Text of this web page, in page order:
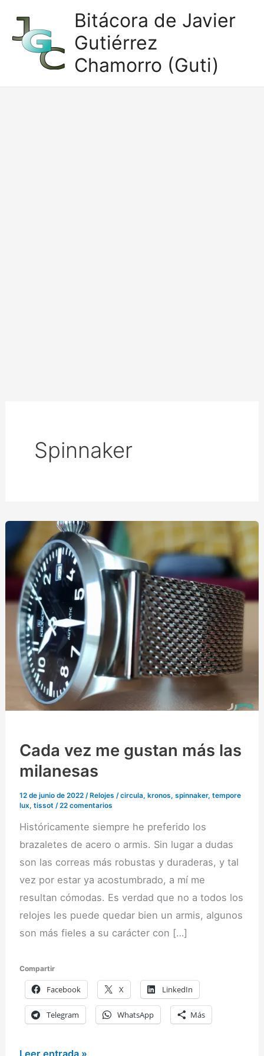
contenido
Bitácora de Javier
Gutiérrez
Chamorro (Guti)
Spinnaker
Cada vez me gustan más las
milanesas
12 de junio de 2022/ Relojes /circula, kronos,spinnaker,tempore
lux,tissot /22 comentarios
Históricamente siempre he preferido los
brazaletes de acero o armis. Sin lugar a dudas
son las correas más robustas y duraderas, y tal
vez por estar ya acostumbrado, a mí me
resultan cómodas. Es verdad que no a todos los
relojes les puede quedar bien un armis, algunos
son más fieles a su carácter con […]
Compartir
Facebook X LinkedIn
Telegram WhatsApp Más
Cada